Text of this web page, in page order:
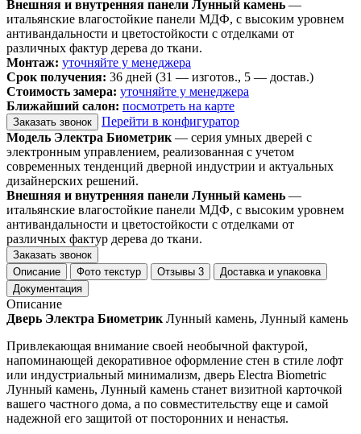
Внешняя и внутренняя панели Лунный камень —
итальянские влагостойкие панели МДФ, с высоким уровнем
антивандальности и цветостойкости с отделками от
различных фактур дерева до ткани.
Монтаж: уточняйте у менеджера
Срок получения: 36 дней (31 — изготов., 5 — достав.)
Стоимость замера: уточняйте у менеджера
Ближайший салон: посмотреть на карте
Заказать звонок
Перейти в конфигуратор
Модель Электра Биометрик — серия умных дверей с
электронным управлением, реализованная с учетом
современных тенденций дверной индустрии и актуальных
дизайнерских решений.
Внешняя и внутренняя панели Лунный камень —
итальянские влагостойкие панели МДФ, с высоким уровнем
антивандальности и цветостойкости с отделками от
различных фактур дерева до ткани.
Заказать звонок
Описание
Фото текстур Отзывы 3
Доставка и упаковка
Документация
Описание
Дверь Электра Биометрик Лунный камень, Лунный камень
Привлекающая внимание своей необычной фактурой,
напоминающей декоративное оформление стен в стиле лофт
или индустриальный минимализм, дверь Electra Biometric
Лунный камень, Лунный камень станет визитной карточкой
вашего частного дома, а по совместительству еще и самой
надежной его защитой от посторонних и ненастья.